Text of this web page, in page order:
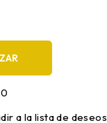
a la lista de deseos